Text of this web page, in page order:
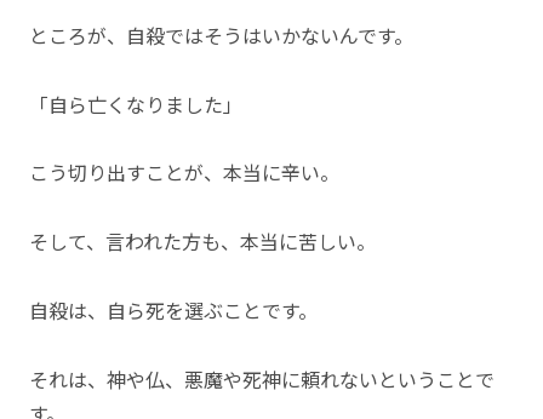
ところが、自殺ではそうはいかないんです。
「自ら亡くなりました」
こう切り出すことが、本当に辛い。
そして、言われた方も、本当に苦しい。
自殺は、自ら死を選ぶことです。
それは、神や仏、悪魔や死神に頼れないということで
す。